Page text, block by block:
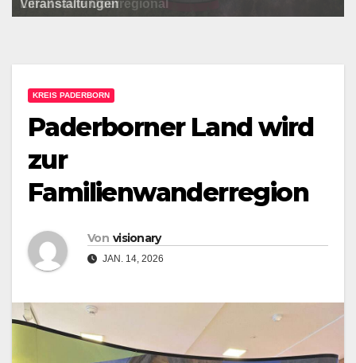
Programm der Komödie am Klosterplatz.
Litfaßsäule Überregional
Veranstaltungen
Litfaßsäule Überregional
Litfaßsäule Überregional
KREIS PADERBORN
Paderborner Land wird
zur
Familienwanderregion
Von visionary
JAN. 14, 2026